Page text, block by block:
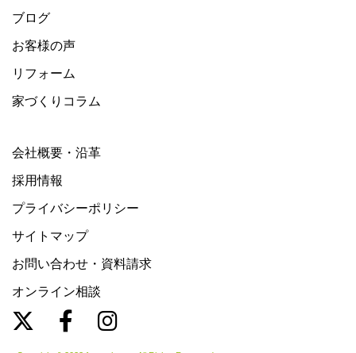
ブログ
お客様の声
リフォーム
家づくりコラム
会社概要・沿革
採用情報
プライバシーポリシー
サイトマップ
お問い合わせ・資料請求
オンライン相談